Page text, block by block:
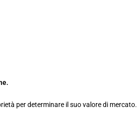
per determinare il suo valore di mercato.